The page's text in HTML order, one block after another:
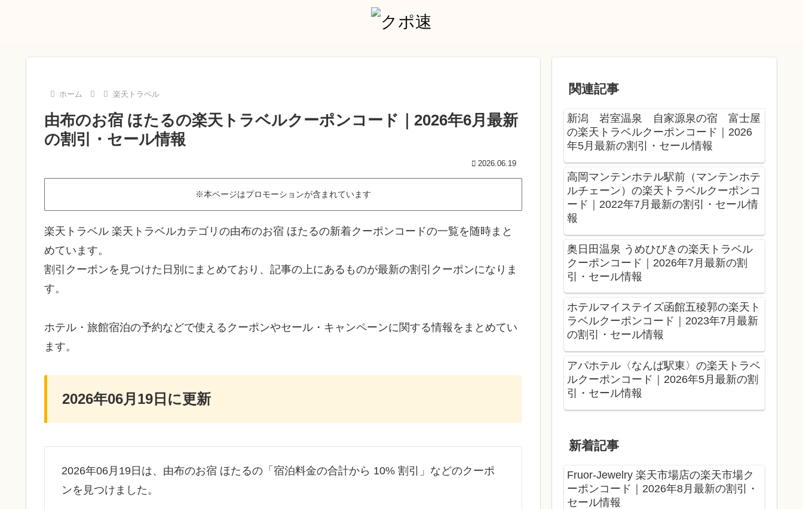
ホーム 楽天トラベル
由布のお宿 ほたるの楽天トラベルクーポンコード｜2026年6月最新
の割引・セール情報
2026.06.19
※本ページはプロモーションが含まれています
楽天トラベル 楽天トラベルカテゴリの由布のお宿 ほたるの新着クーポンコードの一覧を随時まと
めています。
割引クーポンを見つけた日別にまとめており、記事の上にあるものが最新の割引クーポンになりま
す。
ホテル・旅館宿泊の予約などで使えるクーポンやセール・キャンペーンに関する情報をまとめてい
ます。
2026年06月19日に更新
2026年06月19日は、由布のお宿 ほたるの「宿泊料金の合計から 10% 割引」などのクーポ
ンを見つけました。
関連記事
新潟 岩室温泉 自家源泉の宿 富士屋
の楽天トラベルクーポンコード｜2026
年5月最新の割引・セール情報
高岡マンテンホテル駅前（マンテンホテ
ルチェーン）の楽天トラベルクーポンコ
ード｜2022年7月最新の割引・セール情
報
奥日田温泉 うめひびきの楽天トラベル
クーポンコード｜2026年7月最新の割
引・セール情報
ホテルマイステイズ函館五稜郭の楽天ト
ラベルクーポンコード｜2023年7月最新
の割引・セール情報
アパホテル〈なんば駅東〉の楽天トラベ
ルクーポンコード｜2026年5月最新の割
引・セール情報
新着記事
Fruor-Jewelry 楽天市場店の楽天市場ク
ーポンコード｜2026年8月最新の割引・
セール情報